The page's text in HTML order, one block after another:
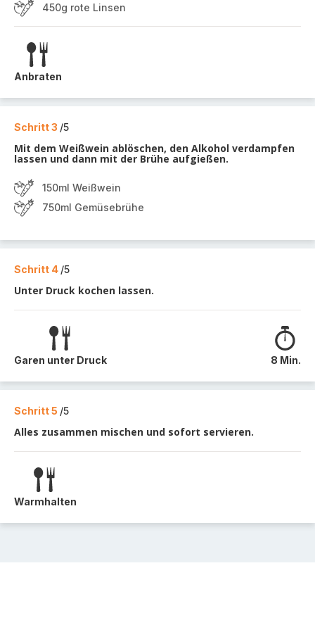
450g rote Linsen
Anbraten
Schritt 3 /5
Mit dem Weißwein ablöschen, den Alkohol verdampfen
lassen und dann mit der Brühe aufgießen.
150ml Weißwein
750ml Gemüsebrühe
Schritt 4 /5
Unter Druck kochen lassen.
Garen unter Druck 8 Min.
Schritt 5 /5
Alles zusammen mischen und sofort servieren.
Warmhalten